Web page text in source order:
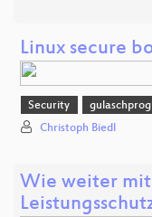
Linux secure
Security
Christoph Biedl
Wie weiter